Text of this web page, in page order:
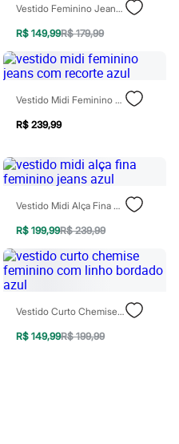
Vestido Feminino Jeans Curto Azul
R$ 149,99R$ 179,99
Vestido Midi Feminino Jeans Com Recorte Azul
R$ 239,99
Vestido Midi Alça Fina Feminino Jeans Azul
R$ 199,99R$ 239,99
Vestido Curto Chemise Feminino Com Linho Bordado Azul
R$ 149,99R$ 199,99